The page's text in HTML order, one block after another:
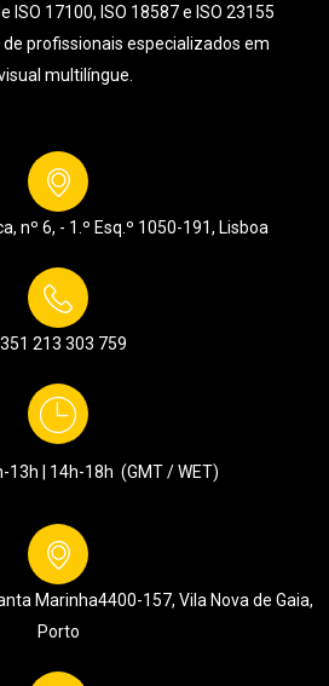
ISO 17100, ISO 18587 e ISO 23155
profissionais especializados em
multilíngue.
nº 6, - 1.º Esq.º 1050-191, Lisboa
213 303 759
13h | 14h-18h (GMT / WET)
Marinha4400-157, Vila Nova de Gaia,
Porto